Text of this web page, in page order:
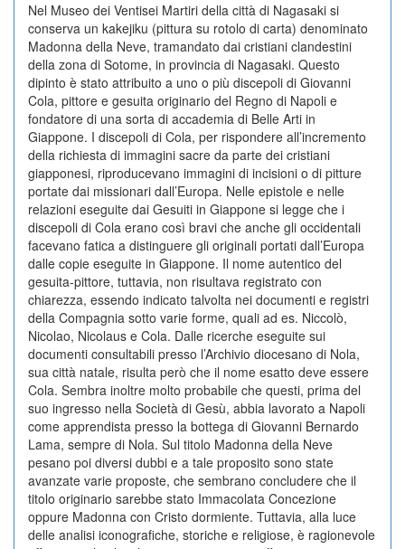
Nel Museo dei Ventisei Martiri della città di Nagasaki si
conserva un kakejiku (pittura su rotolo di carta) denominato
Madonna della Neve, tramandato dai cristiani clandestini
della zona di Sotome, in provincia di Nagasaki. Questo
dipinto è stato attribuito a uno o più discepoli di Giovanni
Cola, pittore e gesuita originario del Regno di Napoli e
fondatore di una sorta di accademia di Belle Arti in
Giappone. I discepoli di Cola, per rispondere all’incremento
della richiesta di immagini sacre da parte dei cristiani
giapponesi, riproducevano immagini di incisioni o di pitture
portate dai missionari dall’Europa. Nelle epistole e nelle
relazioni eseguite dai Gesuiti in Giappone si legge che i
discepoli di Cola erano così bravi che anche gli occidentali
facevano fatica a distinguere gli originali portati dall’Europa
dalle copie eseguite in Giappone. Il nome autentico del
gesuita-pittore, tuttavia, non risultava registrato con
chiarezza, essendo indicato talvolta nei documenti e registri
della Compagnia sotto varie forme, quali ad es. Niccolò,
Nicolao, Nicolaus e Cola. Dalle ricerche eseguite sui
documenti consultabili presso l’Archivio diocesano di Nola,
sua città natale, risulta però che il nome esatto deve essere
Cola. Sembra inoltre molto probabile che questi, prima del
suo ingresso nella Società di Gesù, abbia lavorato a Napoli
come apprendista presso la bottega di Giovanni Bernardo
Lama, sempre di Nola. Sul titolo Madonna della Neve
pesano poi diversi dubbi e a tale proposito sono state
avanzate varie proposte, che sembrano concludere che il
titolo originario sarebbe stato Immacolata Concezione
oppure Madonna con Cristo dormiente. Tuttavia, alla luce
delle analisi iconografiche, storiche e religiose, è ragionevole